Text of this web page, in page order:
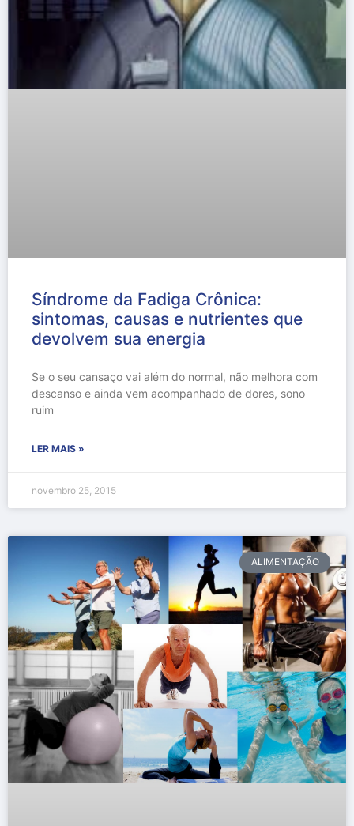
Síndrome da Fadiga Crônica:
sintomas, causas e nutrientes que
devolvem sua energia
Se o seu cansaço vai além do normal, não melhora com
descanso e ainda vem acompanhado de dores, sono
ruim
LER MAIS »
novembro 25, 2015
ALIMENTAÇÃO